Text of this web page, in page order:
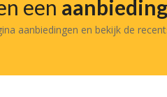
een aanbieding
aanbiedingen en bekijk de